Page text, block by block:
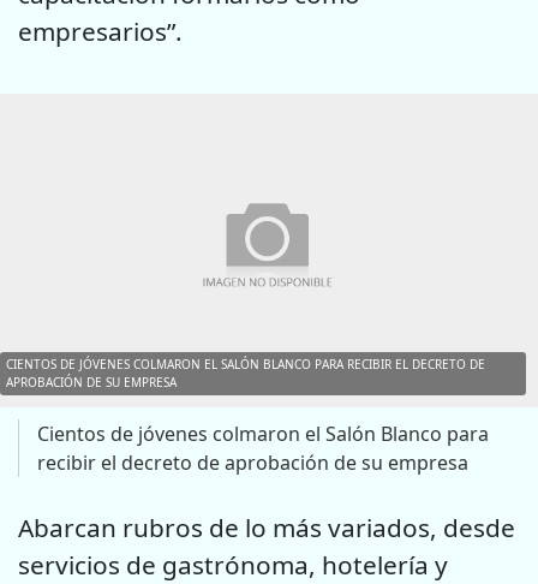
empresarios”.
CIENTOS DE JÓVENES COLMARON EL SALÓN BLANCO PARA RECIBIR EL DECRETO DE
APROBACIÓN DE SU EMPRESA
Cientos de jóvenes colmaron el Salón Blanco para
recibir el decreto de aprobación de su empresa
Abarcan rubros de lo más variados, desde
servicios de gastrónoma, hotelería y